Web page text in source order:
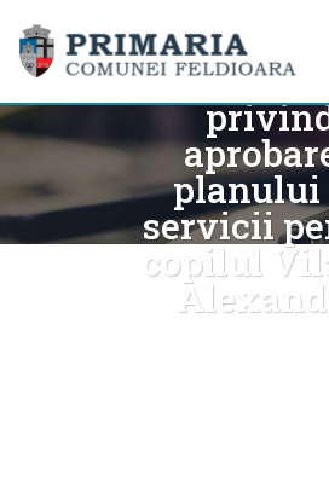
Dispoziția
338/
planului
servicii
copilul